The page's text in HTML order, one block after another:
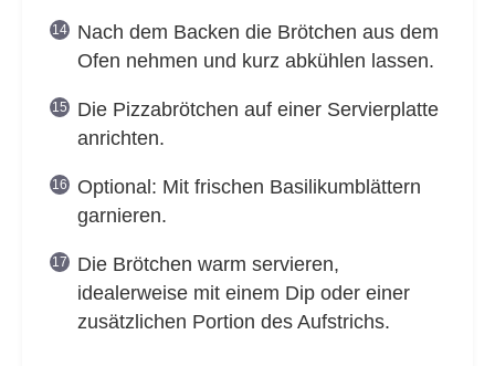
Nach dem Backen die Brötchen aus dem
Ofen nehmen und kurz abkühlen lassen.
Die Pizzabrötchen auf einer Servierplatte
anrichten.
Optional: Mit frischen Basilikumblättern
garnieren.
Die Brötchen warm servieren,
idealerweise mit einem Dip oder einer
zusätzlichen Portion des Aufstrichs.